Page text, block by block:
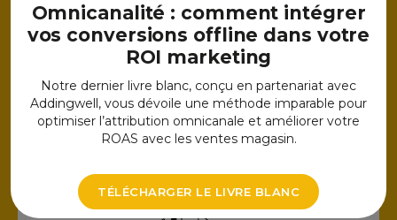
modernes
- Modélisations de données
Mise à disposition des données en Self-
Service
En savoir plus
Omnicanalité : comment intégrer
vos conversions offline dans votre
ROI marketing
Notre dernier livre blanc, conçu en partenariat avec
Addingwell, vous dévoile une méthode imparable pour
optimiser l’attribution omnicanale et améliorer votre
ROAS avec les ventes magasin.
TÉLÉCHARGER LE LIVRE BLANC